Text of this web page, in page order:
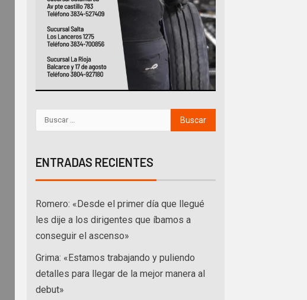
ENTRADAS RECIENTES
Romero: «Desde el primer día que llegué
les dije a los dirigentes que íbamos a
conseguir el ascenso»
Grima: «Estamos trabajando y puliendo
detalles para llegar de la mejor manera al
debut»